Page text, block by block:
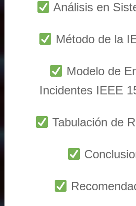
Análisis en
Método de la
Modelo de
Incidentes IEEE
Tabulación de